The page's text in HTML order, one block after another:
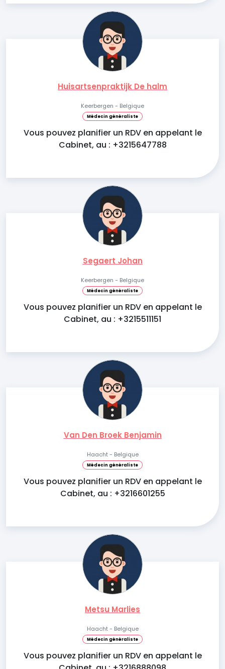
Huisartsenpraktijk De halm
Keerbergen - Belgique
Médecin généraliste
Vous pouvez planifier un RDV en appelant le
Cabinet, au : +3215647788
Segaert Johan
Keerbergen - Belgique
Médecin généraliste
Vous pouvez planifier un RDV en appelant le
Cabinet, au : +3215511151
Van Den Broek Benjamin
Haacht - Belgique
Médecin généraliste
Vous pouvez planifier un RDV en appelant le
Cabinet, au : +3216601255
Metsu Marlies
Haacht - Belgique
Médecin généraliste
Vous pouvez planifier un RDV en appelant le